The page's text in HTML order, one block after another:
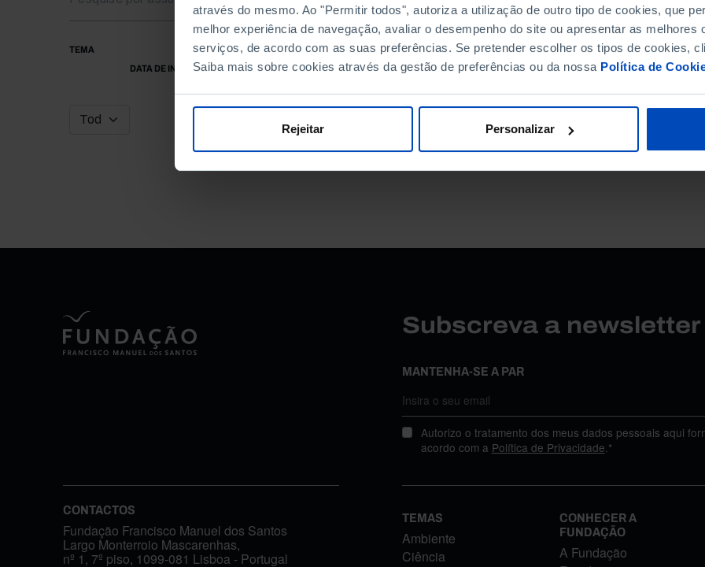
através do mesmo. Ao "Permitir todos", autoriza a utilização de outro tipo de cookies, que
melhor experiência de navegação, avaliar o desempenho do site ou apresentar as melhores
serviços, de acordo com as suas preferências. Se pretender escolher os tipos de cookies,
Saiba mais sobre cookies através da gestão de preferências ou da nossa Política de
Rejeitar Personalizar
TEMA
DATA DE INÍCIO
DATA DE FIM
Subscreva a
MANTENHA-SE A PAR
Autorizo o tratamento dos meus dados pessoais aqui
acordo com a Política de Privacidade.*
CONTACTOS
Fundação Francisco Manuel dos Santos
Largo Monterroio Mascarenhas,
nº 1, 7º piso, 1099-081 Lisboa - Portugal
TEMAS
Ambiente
Ciência
CONHECER A
FUNDAÇÃO
A Fundação